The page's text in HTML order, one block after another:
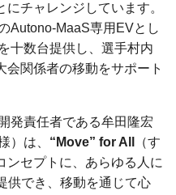
チャレンジしています。
Autono-MaaS専用EVとし
十数台提供し、選手村内
会関係者の移動をサポート
発責任者である牟田隆宏
）は、 “Move” for All
（す
ンセプトに、あらゆる人に
供でき、移動を通じて心